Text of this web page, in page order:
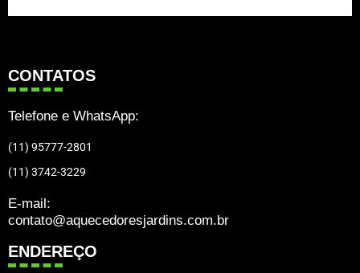
CONTATOS
Telefone e WhatsApp:
(11) 95777-2801
(11) 3742-3229
E-mail:
contato@aquecedoresjardins.com.br
ENDEREÇO